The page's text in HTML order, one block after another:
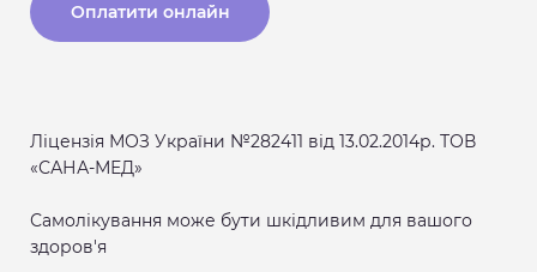
Оплатити онлайн
Ліцензія МОЗ України №282411 від 13.02.2014р. ТОВ
«САНА-МЕД»
Самолікування може бути шкідливим для вашого
здоров'я